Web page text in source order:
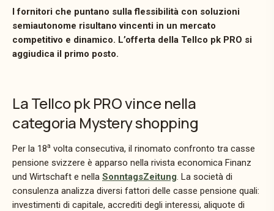
I fornitori che puntano sulla flessibilità con soluzioni
semiautonome risultano vincenti in un mercato
competitivo e dinamico. L’offerta della Tellco pk PRO si
aggiudica il primo posto.
La Tellco pk PRO vince nella
categoria Mystery shopping
Per la 18a volta consecutiva, il rinomato confronto tra casse
pensione svizzere è apparso nella rivista economica Finanz
und Wirtschaft e nella SonntagsZeitung. La società di
consulenza analizza diversi fattori delle casse pensione quali:
investimenti di capitale, accrediti degli interessi, aliquote di